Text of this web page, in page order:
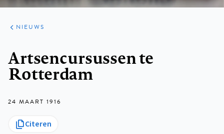
ARTIKELEN
HET
KORT
NIEUWS
Artsencursussen te
Rotterdam
24 MAART 1916
Citeren